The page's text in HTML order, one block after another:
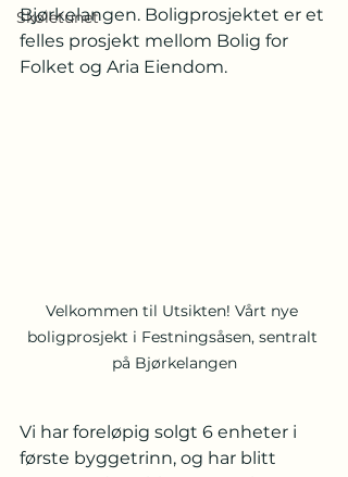
Skoletunet
Bjørkelangen. Boligprosjektet er et
felles prosjekt mellom Bolig for
Folket og Aria Eiendom.
Velkommen til Utsikten! Vårt nye
boligprosjekt i Festningsåsen, sentralt
på Bjørkelangen
Vi har foreløpig solgt 6 enheter i
første byggetrinn, og har blitt